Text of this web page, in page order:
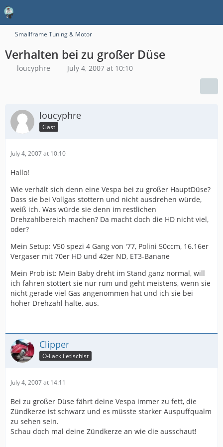
Smallframe Tuning & Motor
Verhalten bei zu großer Düse
loucyphre July 4, 2007 at 10:10
loucyphre
Gast
July 4, 2007 at 10:10
Hallo!
Wie verhält sich denn eine Vespa bei zu großer HauptDüse?
Dass sie bei Vollgas stottern und nicht ausdrehen würde,
weiß ich. Was würde sie denn im restlichen
Drehzahlbereich machen? Da macht doch die HD nicht viel,
oder?
Mein Setup: V50 spezi 4 Gang von '77, Polini 50ccm, 16.16er
Vergaser mit 70er HD und 42er ND, ET3-Banane
Mein Prob ist: Mein Baby dreht im Stand ganz normal, will
ich fahren stottert sie nur rum und geht meistens, wenn sie
nicht gerade viel Gas angenommen hat und ich sie bei
hoher Drehzahl halte, aus.
Clipper
O-Lack Fetischist
July 4, 2007 at 14:11
Bei zu großer Düse fährt deine Vespa immer zu fett, die
Zündkerze ist schwarz und es müsste starker Auspuffqualm
zu sehen sein.
Schau doch mal deine Zündkerze an wie die ausschaut!